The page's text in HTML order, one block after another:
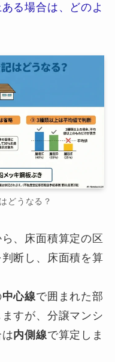
る場合は、どのよ
どうなる？
、床面積算定の区
断し、床面積を算
中心線で囲まれた部
すが、分譲マンシ
内側線で算定しま